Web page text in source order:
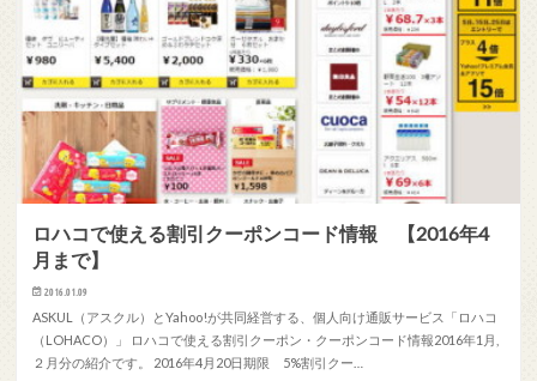
ロハコで使える割引クーポンコード情報 【2016年4
月まで】
2016.01.09
ASKUL（アスクル）とYahoo!が共同経営する、個人向け通販サービス「ロハコ
（LOHACO）」 ロハコで使える割引クーポン・クーポンコード情報2016年1月,
２月分の紹介です。 2016年4月20日期限 5%割引クー…